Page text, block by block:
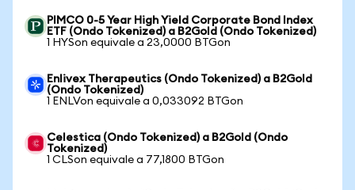
PIMCO 0-5 Year High Yield Corporate Bond Index
ETF (Ondo Tokenized) a B2Gold (Ondo Tokenized)
1 HYSon equivale a 23,0000 BTGon
Enlivex Therapeutics (Ondo Tokenized) a B2Gold
(Ondo Tokenized)
1 ENLVon equivale a 0,033092 BTGon
Celestica (Ondo Tokenized) a B2Gold (Ondo
Tokenized)
1 CLSon equivale a 77,1800 BTGon